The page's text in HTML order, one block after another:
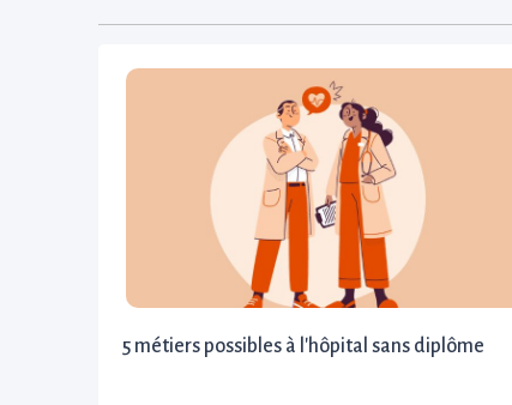
5 métiers possibles à l'hôpital sans diplôme